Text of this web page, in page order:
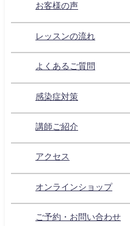
お客様の声
レッスンの流れ
よくあるご質問
感染症対策
講師ご紹介
アクセス
オンラインショップ
ご予約・お問い合わせ